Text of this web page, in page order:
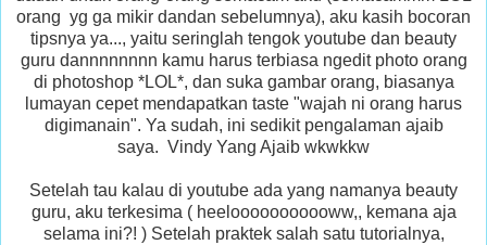
orang yg ga mikir dandan sebelumnya), aku kasih bocoran
tipsnya ya..., yaitu seringlah tengok youtube dan beauty
guru dannnnnnnn kamu harus terbiasa ngedit photo orang
di photoshop *LOL*, dan suka gambar orang, biasanya
lumayan cepet mendapatkan taste "wajah ni orang harus
digimanain". Ya sudah, ini sedikit pengalaman ajaib
saya. Vindy Yang Ajaib wkwkkw
Setelah tau kalau di youtube ada yang namanya beauty
guru, aku terkesima ( heelooooooooooww,, kemana aja
selama ini?! ) Setelah praktek salah satu tutorialnya,